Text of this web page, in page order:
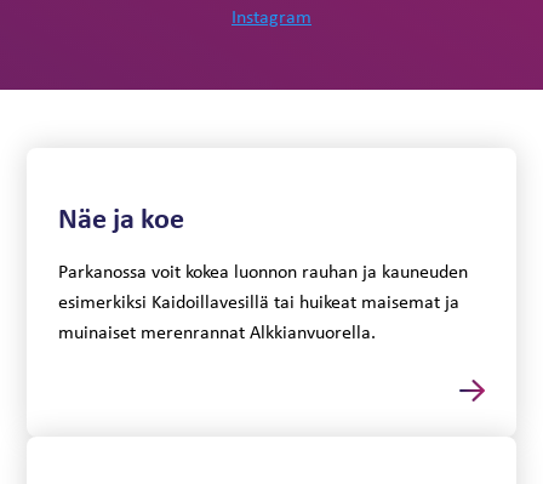
Instagram
Näe ja koe
Parkanossa voit kokea luonnon rauhan ja kauneuden
esimerkiksi Kaidoillavesillä tai huikeat maisemat ja
muinaiset merenrannat Alkkianvuorella.